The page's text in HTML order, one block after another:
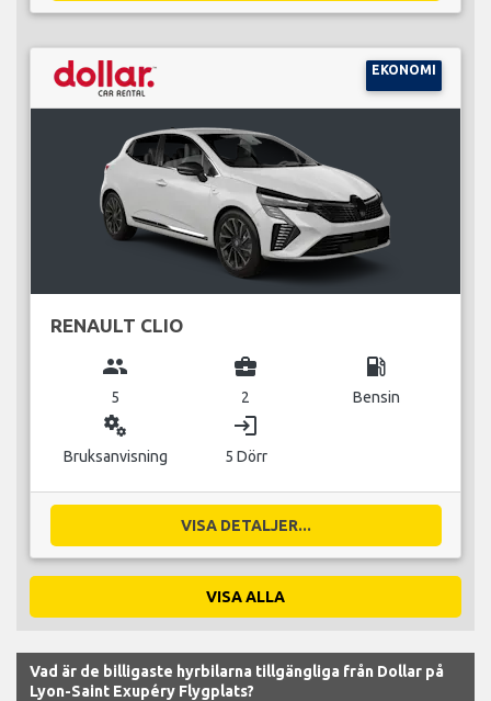
EKONOMI
RENAULT CLIO
group
5
business_center
2
local_gas_station
Bensin
miscellaneous_services
Bruksanvisning
login
5 Dörr
VISA DETALJER...
VISA ALLA
Vad är de billigaste hyrbilarna tillgängliga från Dollar på
Lyon-Saint Exupéry Flygplats?